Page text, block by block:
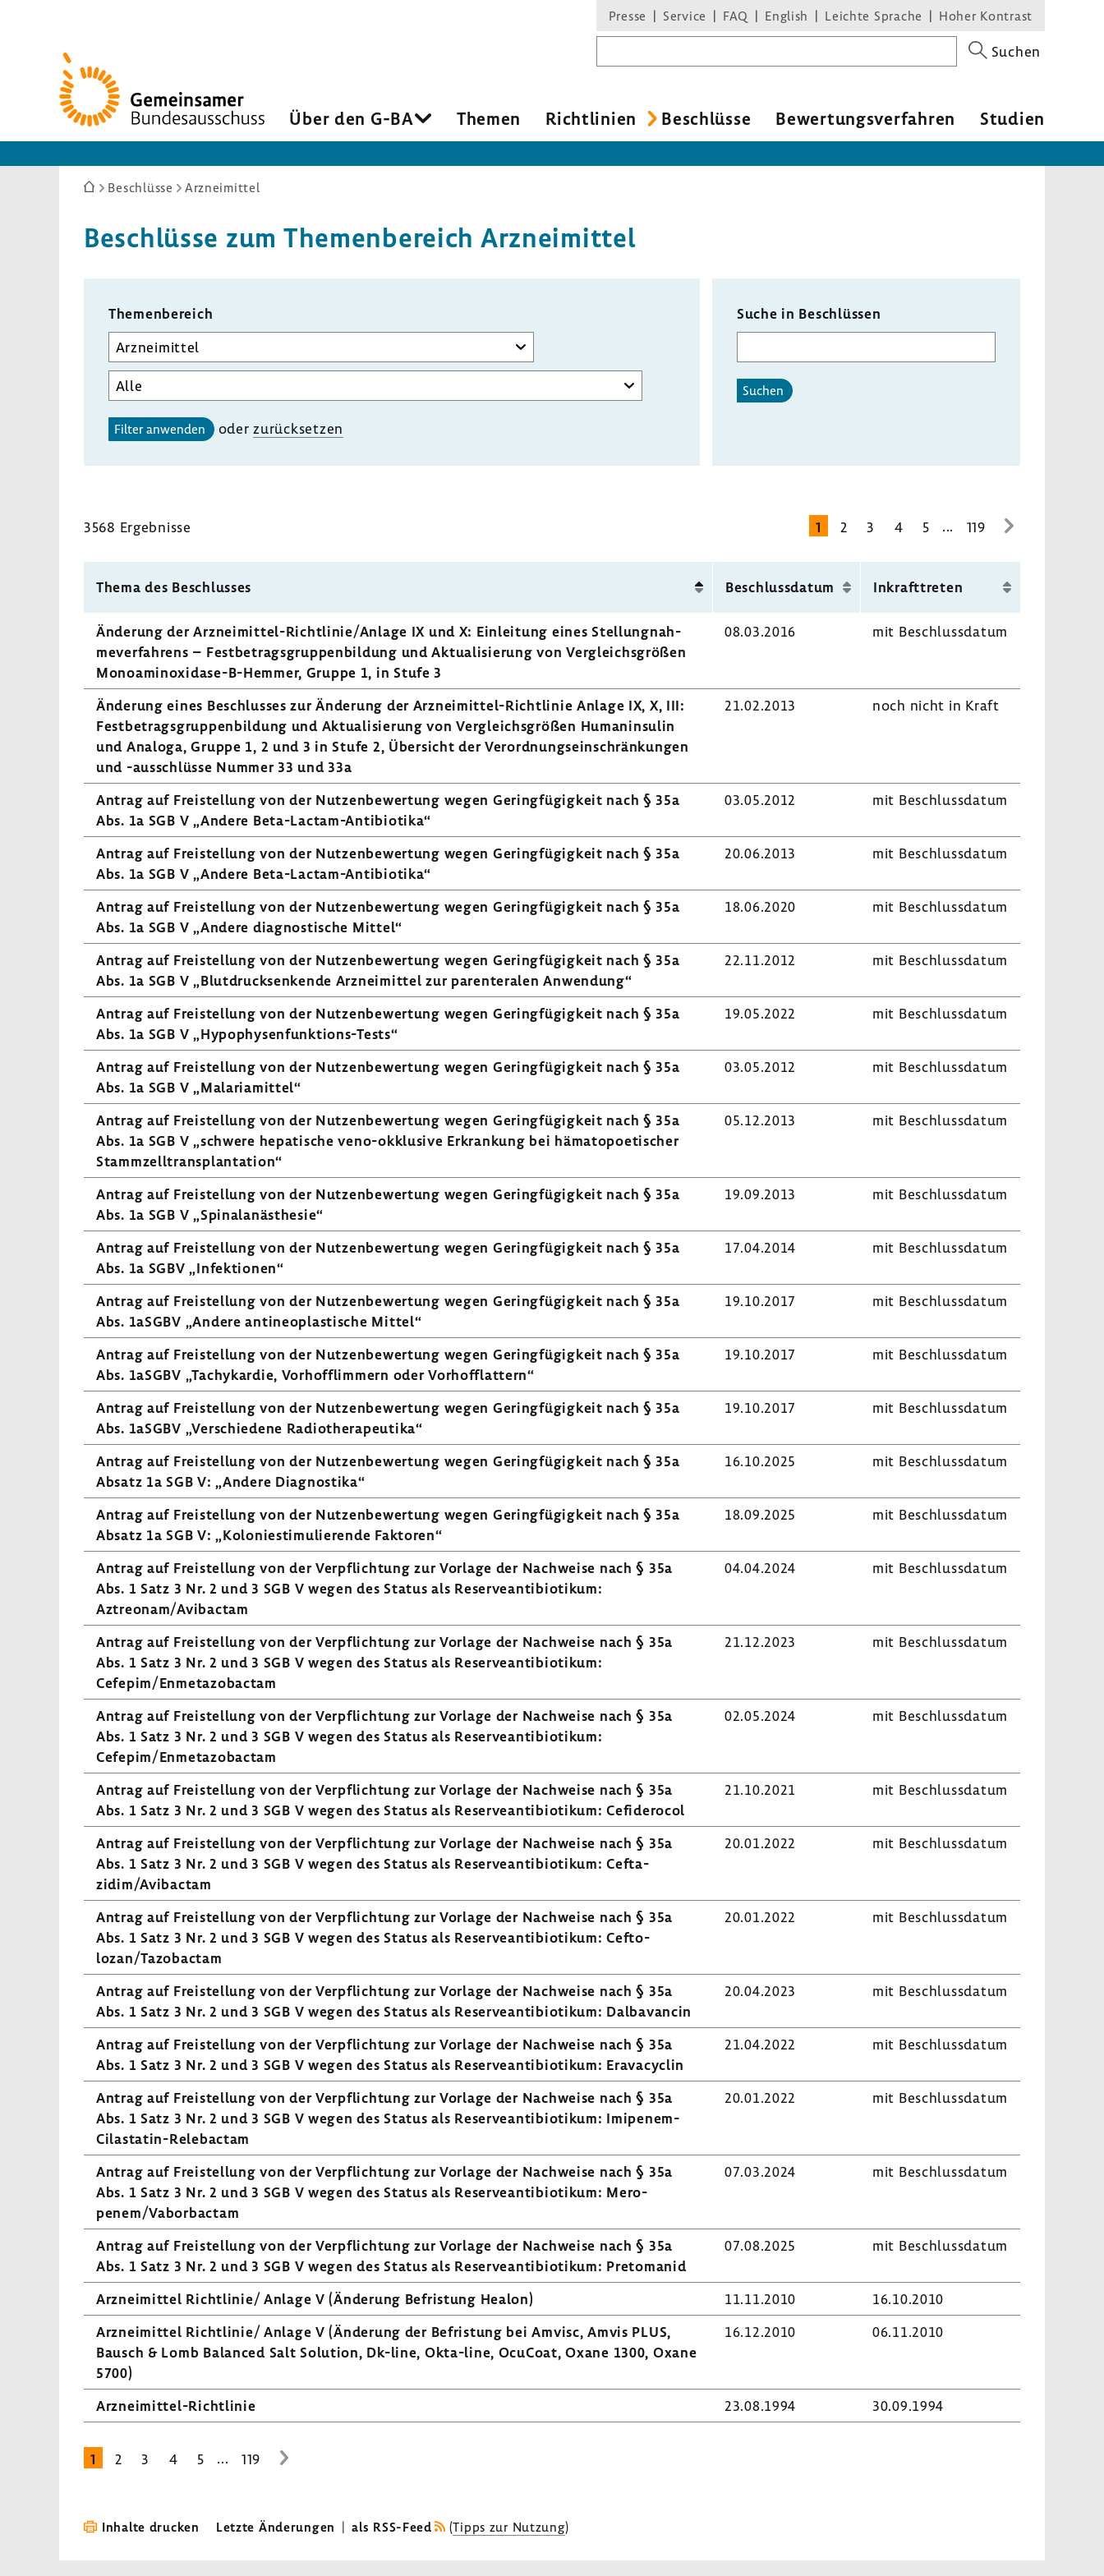
Zur
Startseite
Presse Service FAQ English Leichte Sprache Hoher Kontrast
Suchen
Über den G-BA Themen Richt­li­nien Beschlüsse Bewer­tungs­ver­fahren Studien
Sie
hier:
Beschlüsse Arzneimittel
Beschlüsse zum Themen­be­reich Arznei­mittel
Themen­be­reich
Unterausschuss
auswählen
Aufgabenbereich
des
gewählten
Unterausschusses
auswählen
Filter anwenden oderzurück­setzen
Suche in Beschlüssen
Suchen
3568 Ergeb­nisse 1 2 3 4 5 ... 119
zur
Thema des Beschlusses
Beschluss­datum Inkraft­treten
Ände­rung der Arzneimittel-​Richtlinie/Anlage IX und X: Einlei­tung eines Stel­lung­nah­
me­ver­fah­rens – Fest­be­trags­grup­pen­bil­dung und Aktua­li­sie­rung von Vergleichs­größen
Monoaminoxidase-​B-Hemmer, Gruppe 1, in Stufe 3
08.03.2016 mit Beschluss­datum
Ände­rung eines Beschlusses zur Ände­rung der Arzneimittel-​Richtlinie Anlage IX, X, III:
Fest­be­trags­grup­pen­bil­dung und Aktua­li­sie­rung von Vergleichs­größen Human­in­sulin
und Analoga, Gruppe 1, 2 und 3 in Stufe 2, Über­sicht der Verord­nungs­ein­schrän­kungen
und -​ausschlüsse Nummer 33 und 33a
21.02.2013 noch nicht in Kraft
Antrag auf Frei­stel­lung von der Nutzen­be­wer­tung wegen Gering­fü­gig­keit nach § 35a
Abs. 1a SGB V „Andere Beta-​Lactam-Antibiotika“
03.05.2012 mit Beschluss­datum
Antrag auf Frei­stel­lung von der Nutzen­be­wer­tung wegen Gering­fü­gig­keit nach § 35a
Abs. 1a SGB V „Andere Beta-​Lactam-Antibiotika“
20.06.2013 mit Beschluss­datum
Antrag auf Frei­stel­lung von der Nutzen­be­wer­tung wegen Gering­fü­gig­keit nach § 35a
Abs. 1a SGB V „Andere diagnos­ti­sche Mittel“
18.06.2020 mit Beschluss­datum
Antrag auf Frei­stel­lung von der Nutzen­be­wer­tung wegen Gering­fü­gig­keit nach § 35a
Abs. 1a SGB V „Blut­druck­sen­kende Arznei­mittel zur paren­te­ralen Anwen­dung“
22.11.2012 mit Beschluss­datum
Antrag auf Frei­stel­lung von der Nutzen­be­wer­tung wegen Gering­fü­gig­keit nach § 35a
Abs. 1a SGB V „Hypophysenfunktions-​Tests“
19.05.2022 mit Beschluss­datum
Antrag auf Frei­stel­lung von der Nutzen­be­wer­tung wegen Gering­fü­gig­keit nach § 35a
Abs. 1a SGB V „Mala­ria­mittel“
03.05.2012 mit Beschluss­datum
Antrag auf Frei­stel­lung von der Nutzen­be­wer­tung wegen Gering­fü­gig­keit nach § 35a
Abs. 1a SGB V „schwere hepa­ti­sche veno-​okklusive Erkran­kung bei häma­to­poe­ti­scher
Stamm­zell­trans­plan­ta­tion“
05.12.2013 mit Beschluss­datum
Antrag auf Frei­stel­lung von der Nutzen­be­wer­tung wegen Gering­fü­gig­keit nach § 35a
Abs. 1a SGB V „Spinal­an­äs­thesie“
19.09.2013 mit Beschluss­datum
Antrag auf Frei­stel­lung von der Nutzen­be­wer­tung wegen Gering­fü­gig­keit nach § 35a
Abs. 1a SGBV „Infek­tionen“
17.04.2014 mit Beschluss­datum
Antrag auf Frei­stel­lung von der Nutzen­be­wer­tung wegen Gering­fü­gig­keit nach § 35a
Abs. 1aSGBV „Andere anti­neoplas­ti­sche Mittel“
19.10.2017 mit Beschluss­datum
Antrag auf Frei­stel­lung von der Nutzen­be­wer­tung wegen Gering­fü­gig­keit nach § 35a
Abs. 1aSGBV „Tachy­kardie, Vorhof­flim­mern oder Vorhoff­lat­tern“
19.10.2017 mit Beschluss­datum
Antrag auf Frei­stel­lung von der Nutzen­be­wer­tung wegen Gering­fü­gig­keit nach § 35a
Abs. 1aSGBV „Verschie­dene Radio­the­ra­peu­tika“
19.10.2017 mit Beschluss­datum
Antrag auf Frei­stel­lung von der Nutzen­be­wer­tung wegen Gering­fü­gig­keit nach § 35a
Absatz 1a SGB V: „Andere Diagnos­tika“
16.10.2025 mit Beschluss­datum
Antrag auf Frei­stel­lung von der Nutzen­be­wer­tung wegen Gering­fü­gig­keit nach § 35a
Absatz 1a SGB V: „Kolo­nie­sti­mu­lie­rende Faktoren“
18.09.2025 mit Beschluss­datum
Antrag auf Frei­stel­lung von der Verpflich­tung zur Vorlage der Nach­weise nach § 35a
Abs. 1 Satz 3 Nr. 2 und 3 SGB V wegen des Status als Reser­ve­an­ti­bio­tikum:
Aztreonam/Avibactam
04.04.2024 mit Beschluss­datum
Antrag auf Frei­stel­lung von der Verpflich­tung zur Vorlage der Nach­weise nach § 35a
Abs. 1 Satz 3 Nr. 2 und 3 SGB V wegen des Status als Reser­ve­an­ti­bio­tikum:
Cefepim/Enme­tazo­bactam
21.12.2023 mit Beschluss­datum
Antrag auf Frei­stel­lung von der Verpflich­tung zur Vorlage der Nach­weise nach § 35a
Abs. 1 Satz 3 Nr. 2 und 3 SGB V wegen des Status als Reser­ve­an­ti­bio­tikum:
Cefepim/Enme­tazo­bactam
02.05.2024 mit Beschluss­datum
Antrag auf Frei­stel­lung von der Verpflich­tung zur Vorlage der Nach­weise nach § 35a
Abs. 1 Satz 3 Nr. 2 und 3 SGB V wegen des Status als Reser­ve­an­ti­bio­tikum: Cefi­de­rocol
21.10.2021 mit Beschluss­datum
Antrag auf Frei­stel­lung von der Verpflich­tung zur Vorlage der Nach­weise nach § 35a
Abs. 1 Satz 3 Nr. 2 und 3 SGB V wegen des Status als Reser­ve­an­ti­bio­tikum: Cefta­
zidim/Avibactam
20.01.2022 mit Beschluss­datum
Antrag auf Frei­stel­lung von der Verpflich­tung zur Vorlage der Nach­weise nach § 35a
Abs. 1 Satz 3 Nr. 2 und 3 SGB V wegen des Status als Reser­ve­an­ti­bio­tikum: Cefto­
lozan/Tazo­bactam
20.01.2022 mit Beschluss­datum
Antrag auf Frei­stel­lung von der Verpflich­tung zur Vorlage der Nach­weise nach § 35a
Abs. 1 Satz 3 Nr. 2 und 3 SGB V wegen des Status als Reser­ve­an­ti­bio­tikum: Dalba­vancin
20.04.2023 mit Beschluss­datum
Antrag auf Frei­stel­lung von der Verpflich­tung zur Vorlage der Nach­weise nach § 35a
Abs. 1 Satz 3 Nr. 2 und 3 SGB V wegen des Status als Reser­ve­an­ti­bio­tikum: Erava­cy­clin
21.04.2022 mit Beschluss­datum
Antrag auf Frei­stel­lung von der Verpflich­tung zur Vorlage der Nach­weise nach § 35a
Abs. 1 Satz 3 Nr. 2 und 3 SGB V wegen des Status als Reser­ve­an­ti­bio­tikum: Imipenem-​
Cilastatin-Relebactam
20.01.2022 mit Beschluss­datum
Antrag auf Frei­stel­lung von der Verpflich­tung zur Vorlage der Nach­weise nach § 35a
Abs. 1 Satz 3 Nr. 2 und 3 SGB V wegen des Status als Reser­ve­an­ti­bio­tikum: Mero­
penem/Vabor­bactam
07.03.2024 mit Beschluss­datum
Antrag auf Frei­stel­lung von der Verpflich­tung zur Vorlage der Nach­weise nach § 35a
Abs. 1 Satz 3 Nr. 2 und 3 SGB V wegen des Status als Reser­ve­an­ti­bio­tikum: Preto­manid
07.08.2025 mit Beschluss­datum
Arznei­mittel Richt­linie/ Anlage V (Ände­rung Befris­tung Healon) 11.11.2010
16.10.2010
Arznei­mittel Richt­linie/ Anlage V (Ände­rung der Befris­tung bei Amvisc, Amvis PLUS,
Bausch & Lomb Balanced Salt Solu­tion, Dk-line, Okta-​line, OcuCoat, Oxane 1300, Oxane
5700)
16.12.2010 06.11.2010
Arzneimittel-​Richtlinie 23.08.1994 30.09.1994
1 2 3 4 5 ... 119
zur
Inhalte drucken Letzte Änderungen | als RSS-Feed (Tipps zur Nutzung)